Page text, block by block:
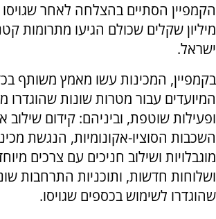
מיליון שקלים שכולם הגיעו מתרומות
ישראל.
בקמפיין, המכינות עשו מאמץ משותף
המיועדים עבור מטרות שונות שהוגדרו
ופעילות שוטפת, וביניהם: קידום שילוב
השכבות הסוציו-אקונומיות, הנגשת
מוגבלויות ושילוב חניכים עם צרכים
ושלוחות חדשות, ותוכניות התרחבות
שהוגדרו לשימוש בכספים שגויסו.